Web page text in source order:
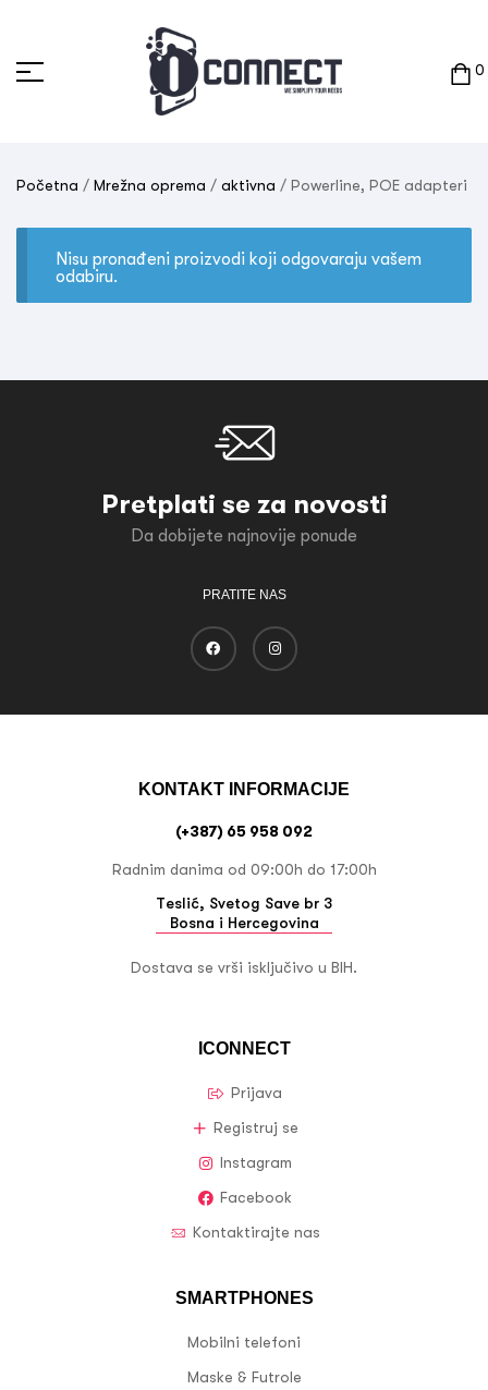
0
Početna / Mrežna oprema / aktivna / Powerline, POE adapteri
Nisu pronađeni proizvodi koji odgovaraju vašem
odabiru.
Pretplati se za novosti
Da dobijete najnovije ponude
PRATITE NAS
ICONNECT
Prijava
Registruj se
Instagram
Facebook
Kontaktirajte nas
SMARTPHONES
Mobilni telefoni
Maske & Futrole
KONTAKT INFORMACIJE
(+387) 65 958 092
Radnim danima od 09:00h do 17:00h
Teslić, Svetog Save br 3
Bosna i Hercegovina
Dostava se vrši isključivo u BIH.